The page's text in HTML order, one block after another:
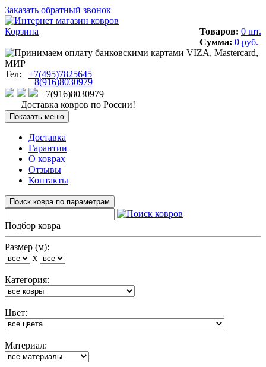
Заказать обратный звонок
Корзина Товаров: 0 шт.
Сумма: 0 руб.
Тел: +7(495)7825645
8(916)8030979
+7(916)8030979
Доставка ковров по России!
Показать меню
Доставка
Гарантии
О коврах
Отзывы
Контакты
Поиск ковра по параметрам
Подбор ковра
Размер (м):
x
Категория:
Цвет:
Материал: